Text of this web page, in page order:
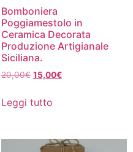
Bomboniera
Poggiamestolo in
Ceramica Decorata
Produzione Artigianale
Siciliana.
20,00€ 15,00€
Leggi tutto